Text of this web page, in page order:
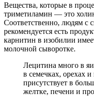
Вещества, которые в
триметиламин — это
Соответственно, людям с
рекомендуется есть
карнитин в изобилии
молочной сыворотке.
Лецитина много в
в семечках, орехах
присутствует в
желтке, печени и